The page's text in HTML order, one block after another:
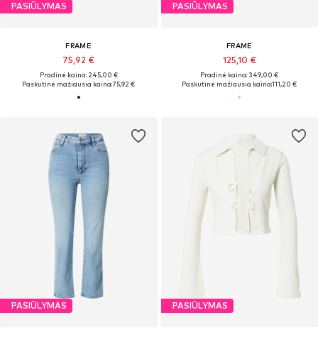
PASIŪLYMAS
FRAME
75,92 €
Pradinė kaina: 245,00 €
Paskutinė mažiausia kaina:75,92 €
PASIŪLYMAS
FRAME
125,10 €
Pradinė kaina: 349,00 €
Paskutinė mažiausia kaina:111,20 €
PASIŪLYMAS PASIŪLYMAS